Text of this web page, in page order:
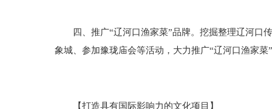
四、推广“辽河口渔家菜”品牌。挖掘整理辽河口传
象城、参加豫珑庙会等活动，大力推广“辽河口渔家菜
【打造具有国际影响力的文化项目】